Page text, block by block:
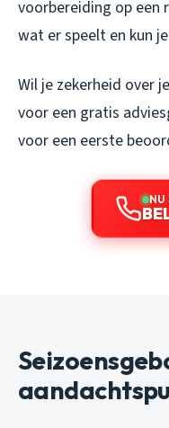
voorbereiding op een
wat er speelt en kun
Wil je zekerheid over
voor een gratis
voor een eerste
NU